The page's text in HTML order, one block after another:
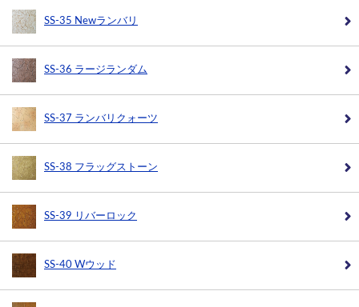
SS-35 Newランバリ
SS-36 ラージランダム
SS-37 ランバリクォーツ
SS-38 フラッグストーン
SS-39 リバーロック
SS-40 Wウッド